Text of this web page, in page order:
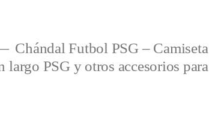
Chándal Futbol PSG –
largo PSG y otros accesorios